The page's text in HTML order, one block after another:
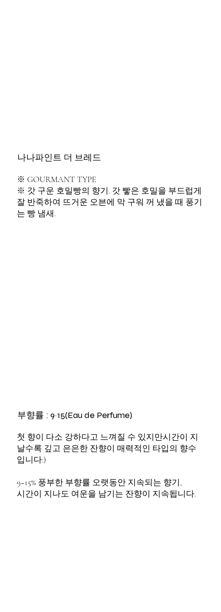
※ GOURMANT TYPE
※ 갓 구운 호밀빵의 향기. 갓 빻은 호밀을 부드럽게
잘 반죽하여 뜨거운 오븐에 막 구워 꺼 냈을 때 풍기
는 빵 냄새.
​나나파인트 더 브레드
첫 향이 다소 강하다고 느껴질 수 있지만시간이 지
날수록 깊고 은은한 잔향이 매력적인 타입의 향수
입니다:)
9~15% 풍부한 부향률 오랫동안 지속되는 향기,
시간이 지나도 여운을 남기는 잔향이 지속됩니다.
부향률 : 9~15(Eau de Perfume)